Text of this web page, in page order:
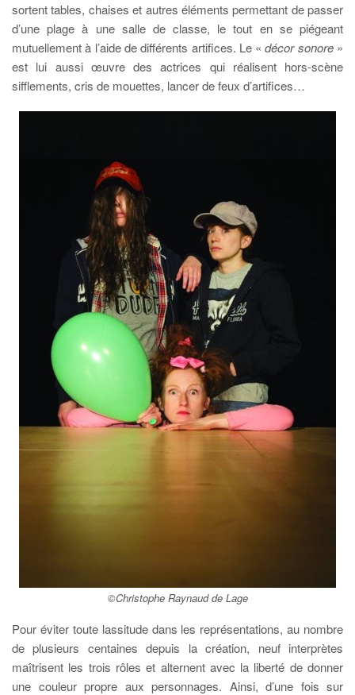
sortent tables, chaises et autres éléments permettant de passer
d’une plage à une salle de classe, le tout en se piégeant
mutuellement à l’aide de différents artifices. Le «décor sonore»
est lui aussi œuvre des actrices qui réalisent hors-scène
sifflements, cris de mouettes, lancer de feux d’artifices…
©Christophe Raynaud de Lage
Pour éviter toute lassitude dans les représentations, au nombre
de plusieurs centaines depuis la création, neuf interprètes
maîtrisent les trois rôles et alternent avec la liberté de donner
une couleur propre aux personnages. Ainsi, d’une fois sur